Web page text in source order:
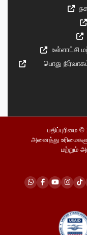
உள்ளாட்சி
பொது
பதிப்புரிமை
அனைத்து
மற்றும்